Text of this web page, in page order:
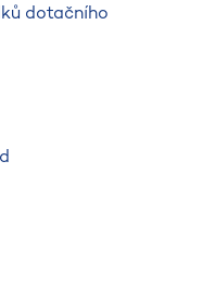
dotačního